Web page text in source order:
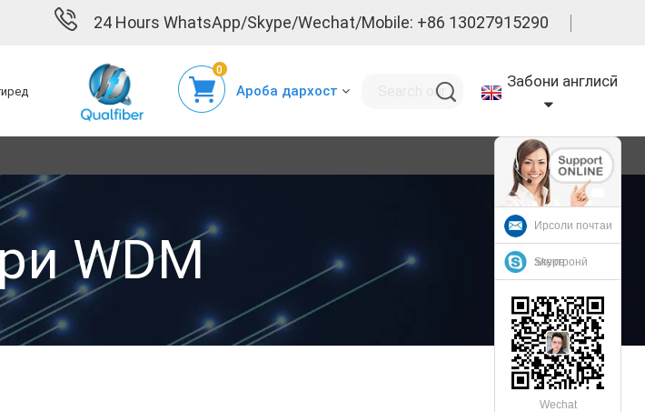
24 Hours WhatsApp/Skype/Wechat/Mobile: +86 13027915290
Ароба дархост
0
Забони англисӣ
WDM
Ирсоли почтаи
электронӣ
Skype
Wechat